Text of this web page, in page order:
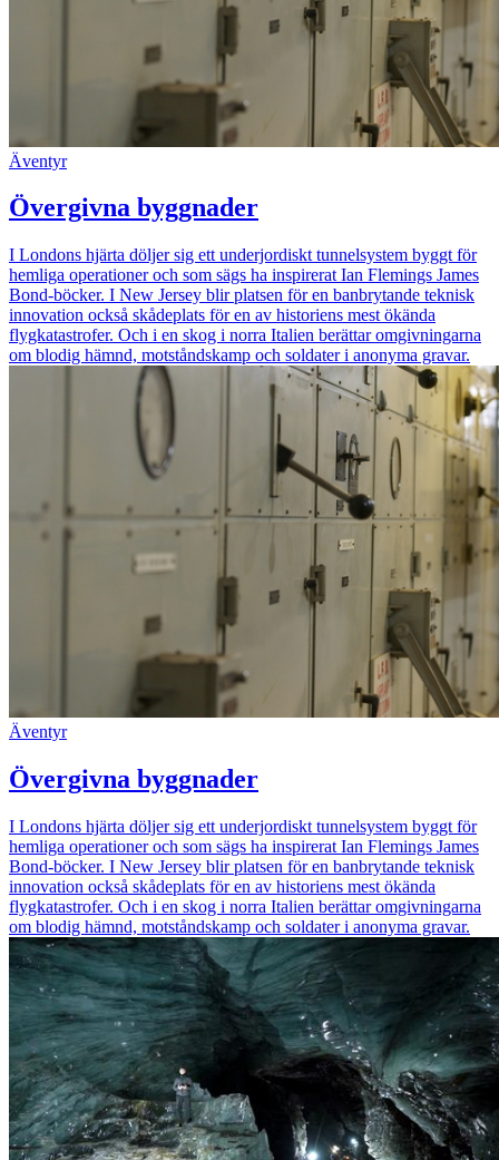
Äventyr
Övergivna byggnader
I Londons hjärta döljer sig ett underjordiskt tunnelsystem byggt för
hemliga operationer och som sägs ha inspirerat Ian Flemings James
Bond-böcker. I New Jersey blir platsen för en banbrytande teknisk
innovation också skådeplats för en av historiens mest ökända
flygkatastrofer. Och i en skog i norra Italien berättar omgivningarna
om blodig hämnd, motståndskamp och soldater i anonyma gravar.
Äventyr
Övergivna byggnader
I Londons hjärta döljer sig ett underjordiskt tunnelsystem byggt för
hemliga operationer och som sägs ha inspirerat Ian Flemings James
Bond-böcker. I New Jersey blir platsen för en banbrytande teknisk
innovation också skådeplats för en av historiens mest ökända
flygkatastrofer. Och i en skog i norra Italien berättar omgivningarna
om blodig hämnd, motståndskamp och soldater i anonyma gravar.